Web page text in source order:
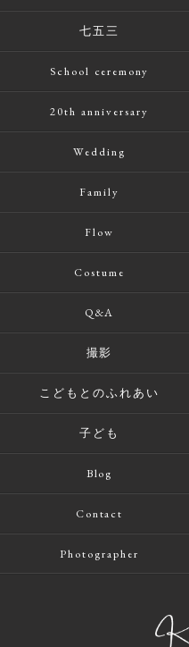
七五三
School ceremony
20th anniversary
Wedding
Family
Flow
Costume
Q&A
撮影
こどもとのふれあい
子ども
Blog
Contact
Photographer